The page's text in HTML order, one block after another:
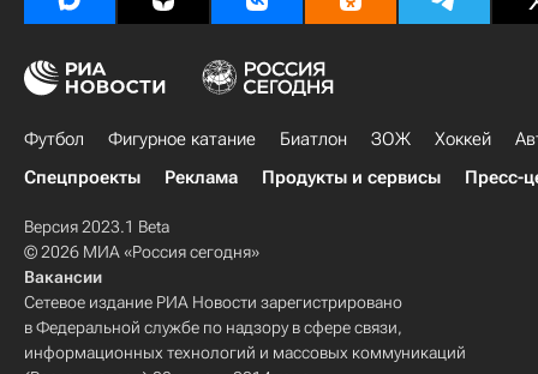
Футбол Фигурное катание Биатлон ЗОЖ Хоккей
Спецпроекты
Реклама Продукты и сервисы Пресс-
Версия 2023.1 Beta
© 2026 МИА «Россия сегодня»
Вакансии
Сетевое издание РИА Новости зарегистрировано
в Федеральной службе по надзору в сфере связи,
информационных технологий и массовых коммуникаций